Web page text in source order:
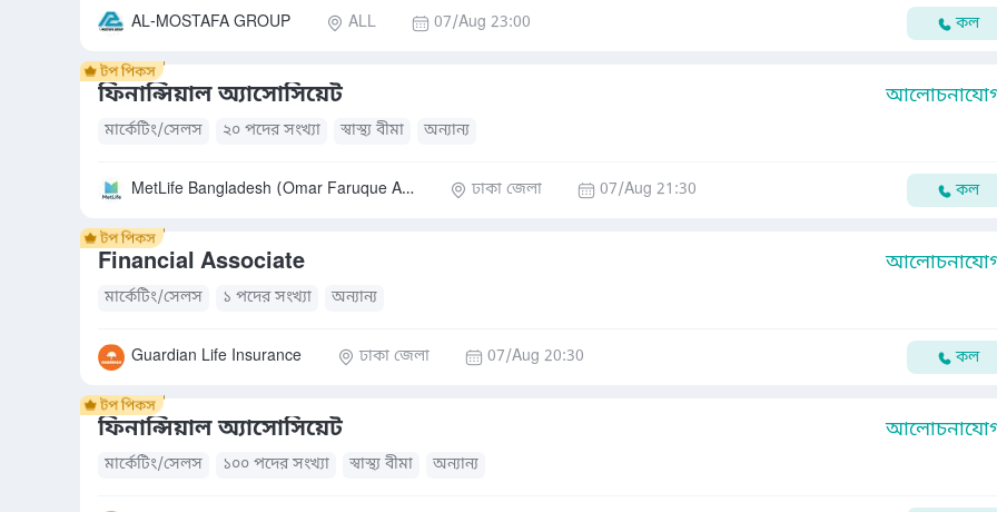
AL-MOSTAFA GROUP ALL 07/Aug 23:00 কল
ফিনান্সিয়াল অ্যাসোসিয়েট
মার্কেটিং/সেলস ২০ পদের সংখ্যা স্বাস্থ্য বীমা অন্যান্য
MetLife Bangladesh (Omar Faruque Agency) ঢাকা জেলা 07/Aug 21:30 কল
Financial Associate
মার্কেটিং/সেলস ১ পদের সংখ্যা অন্যান্য
Guardian Life Insurance ঢাকা জেলা 07/Aug 20:30 কল
ফিনান্সিয়াল অ্যাসোসিয়েট
মার্কেটিং/সেলস ১০০ পদের সংখ্যা স্বাস্থ্য বীমা অন্যান্য